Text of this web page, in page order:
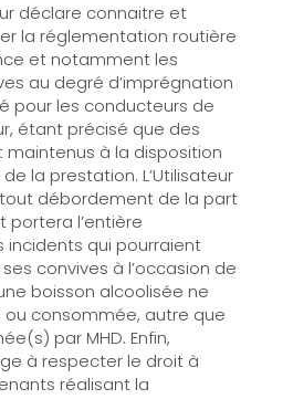
déclare connaitre et
la réglementation routière
et notamment les
au degré d’imprégnation
pour les conducteurs de
étant précisé que des
à la disposition
la prestation. L’Utilisateur
débordement de la part
portera l’entière
incidents qui pourraient
convives à l’occasion de
boisson alcoolisée ne
ou consommée, autre que
par MHD. Enfin,
à respecter le droit à
réalisant la